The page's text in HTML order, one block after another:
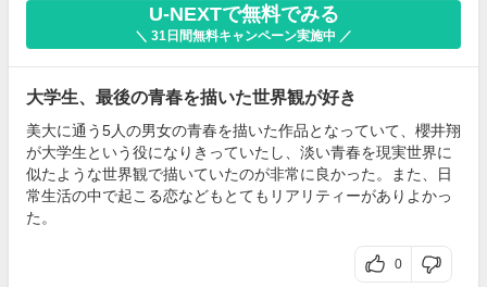
U-NEXTで無料でみる
＼ 31日間無料キャンペーン実施中 ／
大学生、最後の青春を描いた世界観が好き
美大に通う5人の男女の青春を描いた作品となっていて、櫻井翔
が大学生という役になりきっていたし、淡い青春を現実世界に
似たような世界観で描いていたのが非常に良かった。また、日
常生活の中で起こる恋などもとてもリアリティーがありよかっ
た。
0